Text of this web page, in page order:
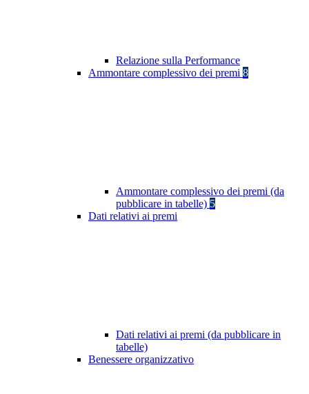
Relazione sulla Performance
Ammontare complessivo dei premi 8
Ammontare complessivo dei premi (da
pubblicare in tabelle) 5
Dati relativi ai premi
Dati relativi ai premi (da pubblicare in
tabelle)
Benessere organizzativo